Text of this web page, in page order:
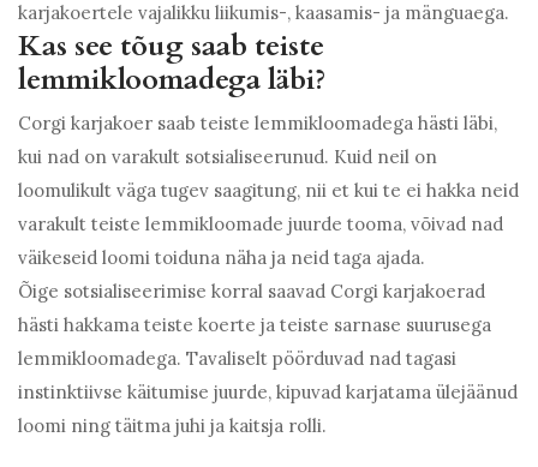
karjakoertele vajalikku liikumis-, kaasamis- ja mänguaega.
Kas see tõug saab teiste
lemmikloomadega läbi?
Corgi karjakoer saab teiste lemmikloomadega hästi läbi,
kui nad on varakult sotsialiseerunud. Kuid neil on
loomulikult väga tugev saagitung, nii et kui te ei hakka neid
varakult teiste lemmikloomade juurde tooma, võivad nad
väikeseid loomi toiduna näha ja neid taga ajada.
Õige sotsialiseerimise korral saavad Corgi karjakoerad
hästi hakkama teiste koerte ja teiste sarnase suurusega
lemmikloomadega. Tavaliselt pöörduvad nad tagasi
instinktiivse käitumise juurde, kipuvad karjatama ülejäänud
loomi ning täitma juhi ja kaitsja rolli.